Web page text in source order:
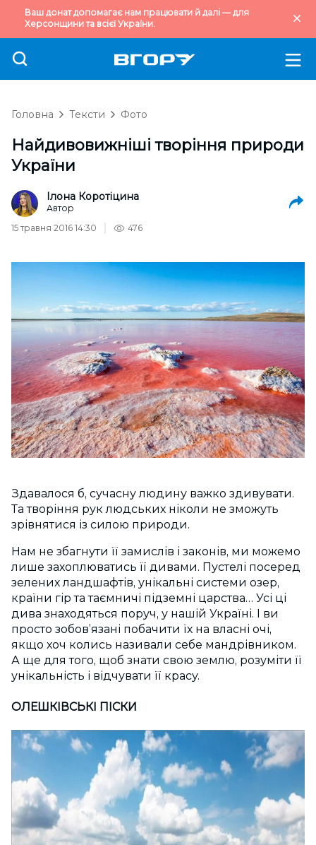
Ваш донат допомагає нам працювати й далі — для
Херсонщини та всієї України.
Головна Тексти Фото
Найдивовижніші творіння природи
України
Ілона Коротіцина
Автор
15 травня 2016 14:30
476
Здавалося б, сучасну людину важко здивувати.
Та творіння рук людських ніколи не зможуть
зрівнятися із силою природи.
Нам не збагнути її замислів і законів, ми можемо
лише захоплюватись її дивами. Пустелі посеред
зелених ландшафтів, унікальні системи озер,
країни гір та таємничі підземні царства… Усі ці
дива знаходяться поруч, у нашій Україні. І ви
просто зобов’язані побачити їх на власні очі,
якщо хоч колись називали себе мандрівником.
А ще для того, щоб знати свою землю, розуміти її
унікальність і відчувати її красу.
ОЛЕШКІВСЬКІ ПІСКИ